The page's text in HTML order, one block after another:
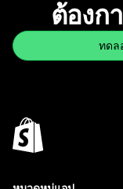
ต้องก
ทดล